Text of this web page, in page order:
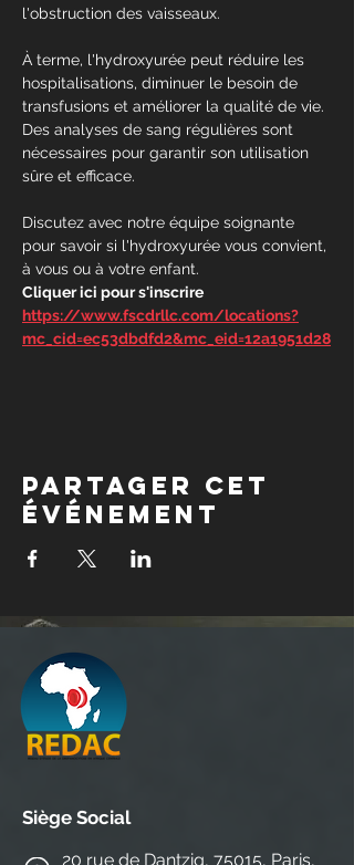
l'obstruction des vaisseaux.
À terme, l'hydroxyurée peut réduire les
hospitalisations, diminuer le besoin de
transfusions et améliorer la qualité de vie.
Des analyses de sang régulières sont
nécessaires pour garantir son utilisation
sûre et efficace.
Discutez avec notre équipe soignante
pour savoir si l'hydroxyurée vous convient,
à vous ou à votre enfant.
Cliquer ici pour s'inscrire
https://www.fscdrllc.com/locations?
mc_cid=ec53dbdfd2&mc_eid=12a1951d28
Partager cet
événement
Siège Social
20 rue de Dantzig, 75015, Paris,